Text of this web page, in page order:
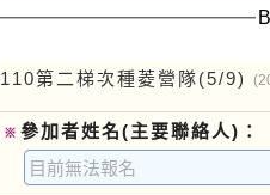
110第二梯次種菱營隊(5/9)
※ 參加者姓名(主要聯絡人)：